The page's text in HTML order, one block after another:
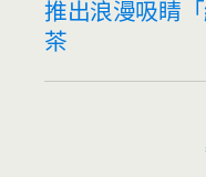
推出浪漫吸睛
茶